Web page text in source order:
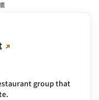
group that